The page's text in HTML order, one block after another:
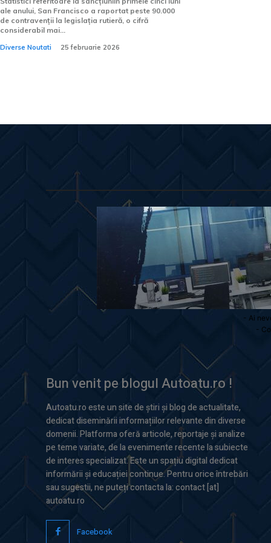
ale anului, San Francisco a raportat peste 90.000
de contravenții la legislația rutieră, o cifră
considerabil mai...
Diverse Noutati 25 februarie 2026
- Ai
-
Bun venit pe blogul Autoatu.ro !
Autoatu.ro este un site de știri și blog de actualitate,
dedicat diseminării informațiilor relevante din diverse
domenii. Platforma oferă articole, reportaje și analize
pe teme variate, de la evenimente recente la subiecte
de interes specializat. Este un spațiu digital dedicat
informării și educației continue. Pentru orice întrebări
sau sugestii, ne puteți contacta la: contact [at]
autoatu.ro
Facebook